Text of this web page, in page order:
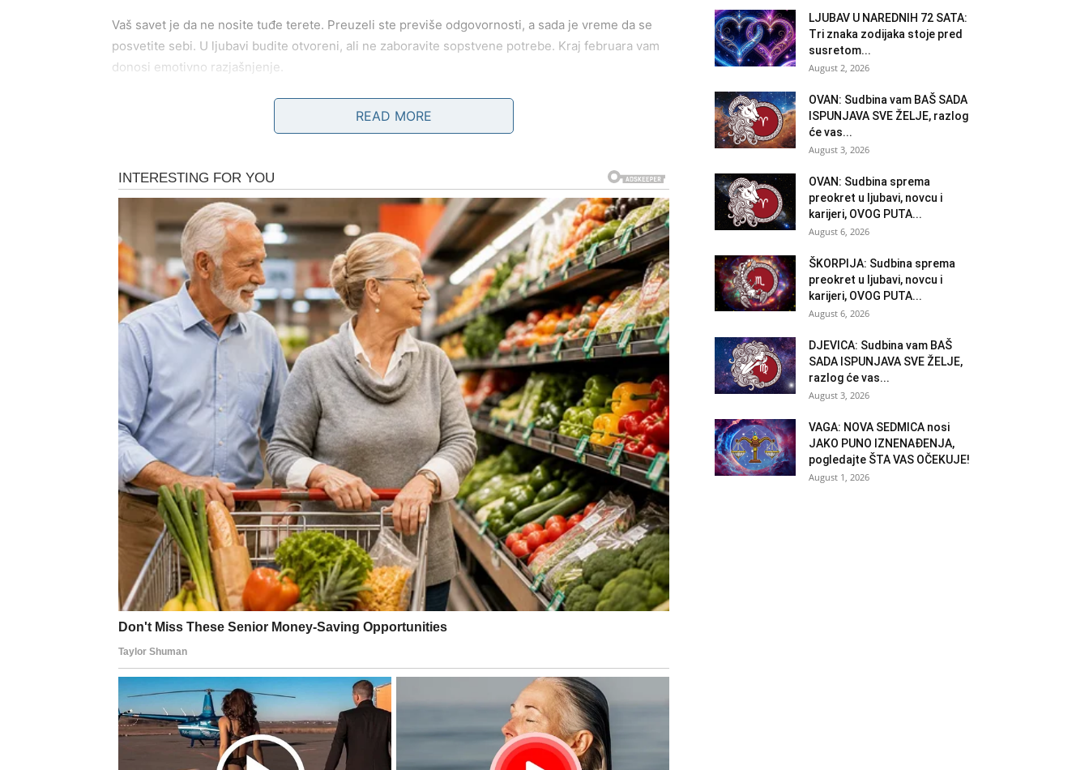
Vaš savet je da ne nosite tuđe terete. Preuzeli ste previše odgovornosti, a sada je vreme da se
posvetite sebi. U ljubavi budite otvoreni, ali ne zaboravite sopstvene potrebe. Kraj februara vam
donosi emotivno razjašnjenje.
nešto smeta – rešite. Ovo je period kada možete ojačati odnos ili ga konačno definisati. Na
poslovnom planu, budite spremni za priliku koja dolazi iznenada.
DEVICA
Vaš savet je da ne analizirate previše. Neke stvari ne traže savršen plan, već hrabrost. U ljubavi
budite spontaniji. Finansijski, kraj meseca je dobar za reorganizaciju i planiranje, ali ne i za rizik.
VAGA
Zvezde vas podsećaju da je balans nešto što se gradi, a ne nešto što se podrazumeva. Ako ste
previše popuštali, sada je vreme da kažete „dosta“. U ljubavi tražite jasnoću, a ne obećanja bez
pokrića.
ŠKORPIJA
Vaš savet je da ne testirate ljude koje volite. Ako vam je stalo – pokažite to bez igrica. Kraj februara
može doneti emotivno otkriće koje menja vašu perspektivu. Poslušajte intuiciju, ali ne dozvolite da
vas sumnje vode.
STRELAC
Zvezde vas savetuju da usporite. Ne morate sve sada i odmah. Jedan razgovor može promeniti
mnogo – ali samo ako budete strpljivi. Fokusirajte se na dugoročne planove, ne na trenutne
izazove.
READ MORE
LJUBAV U NAREDNIH 72 SATA:
Tri znaka zodijaka stoje pred
susretom...
August 2, 2026
OVAN: Sudbina vam BAŠ SADA
ISPUNJAVA SVE ŽELJE, razlog
će vas...
August 3, 2026
OVAN: Sudbina sprema
preokret u ljubavi, novcu i
karijeri, OVOG PUTA...
August 6, 2026
ŠKORPIJA: Sudbina sprema
preokret u ljubavi, novcu i
karijeri, OVOG PUTA...
August 6, 2026
DJEVICA: Sudbina vam BAŠ
SADA ISPUNJAVA SVE ŽELJE,
razlog će vas...
August 3, 2026
VAGA: NOVA SEDMICA nosi
JAKO PUNO IZNENAĐENJA,
pogledajte ŠTA VAS OČEKUJE!
August 1, 2026